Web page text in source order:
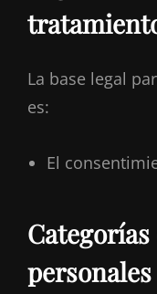
La base legal
es:
El
personales